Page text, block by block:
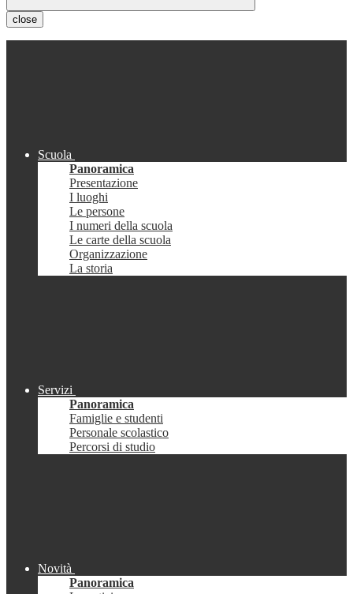
close
Scuola
Panoramica
Presentazione
I luoghi
Le persone
I numeri della scuola
Le carte della scuola
Organizzazione
La storia
Servizi
Panoramica
Famiglie e studenti
Personale scolastico
Percorsi di studio
Novità
Panoramica